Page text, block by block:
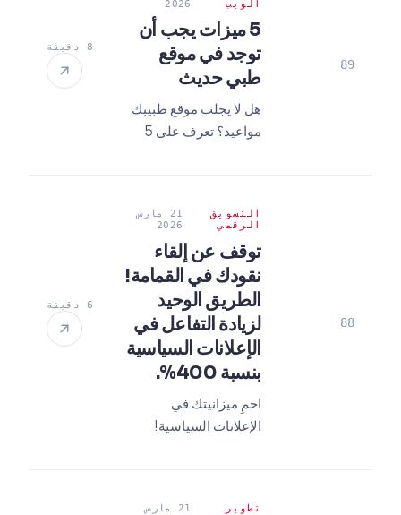
استراتيجيات عام 2026.
89
الويب
2026
5 ميزات يجب أن
توجد في موقع
طبي حديث
هل لا يجلب موقع طبيبك
مواعيد؟ تعرف على 5
لزيادة التحويلات.
8 دقيقة
88
التسويق
الرقمي
21 مارس
2026
توقف عن إلقاء
نقودك في القمامة!
الطريق الوحيد
لزيادة التفاعل في
الإعلانات السياسية
بنسبة 400%.
احمِ ميزانيتك في
الإعلانات السياسية!
6 دقيقة
تطوير
21 مارس